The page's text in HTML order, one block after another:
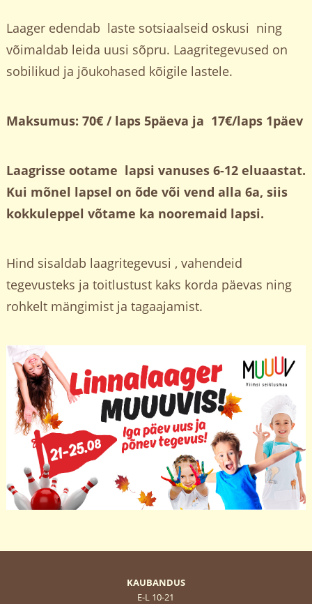
Laager edendab laste sotsiaalseid oskusi ning
võimaldab leida uusi sõpru. Laagritegevused on
sobilikud ja jõukohased kõigile lastele.
Maksumus: 70€ / laps 5päeva ja 17€/laps 1päev
Laagrisse ootame lapsi vanuses 6-12 eluaastat.
Kui mõnel lapsel on õde või vend alla 6a, siis
kokkuleppel võtame ka nooremaid lapsi.
Hind sisaldab laagritegevusi , vahendeid
tegevusteks ja toitlustust kaks korda päevas ning
rohkelt mängimist ja tagaajamist.
KAUBANDUS
E-L 10-21